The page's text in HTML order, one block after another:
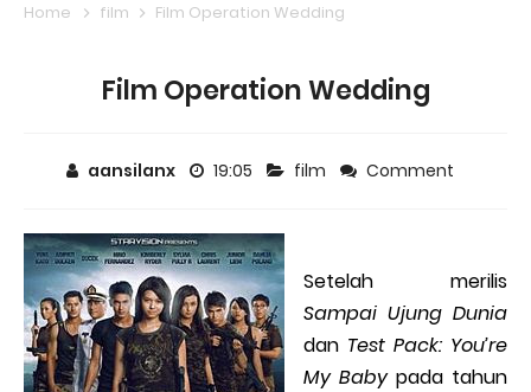
Home film Film Operation Wedding
Film Operation Wedding
aansilanx 19:05 film Comment
Setelah merilis
Sampai Ujung Dunia
dan Test Pack: You’re
My Babypada tahun